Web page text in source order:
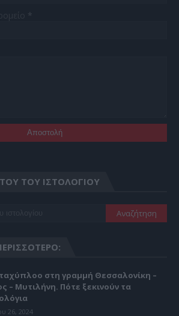
ΤΟΥ ΙΣΤΟΛΟΓΊΟΥ
στη γραμμή Θεσσαλονίκη –
– Μυτιλήνη. Πότε ξεκινούν τα
26, 2024